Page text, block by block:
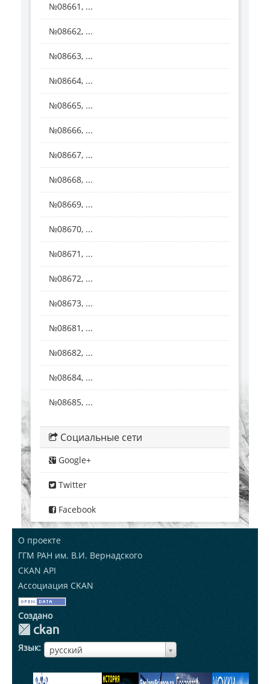
№08661, ...
№08662, ...
№08663, ...
№08664, ...
№08665, ...
№08666, ...
№08667, ...
№08668, ...
№08669, ...
№08670, ...
№08671, ...
№08672, ...
№08673, ...
№08681, ...
№08682, ...
№08684, ...
№08685, ...
Социальные сети
Google+
Twitter
Facebook
О проекте
ГГМ РАН им. В.И. Вернадского
CKAN API
Ассоциация CKAN
Создано
Язык русский
ЯзыкЯзык